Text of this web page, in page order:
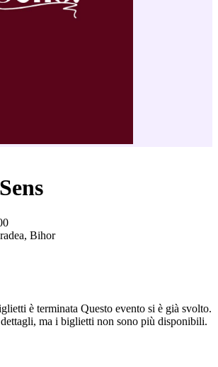
Bihor
è terminata Questo evento si è già svolto.
ma i biglietti non sono più disponibili.